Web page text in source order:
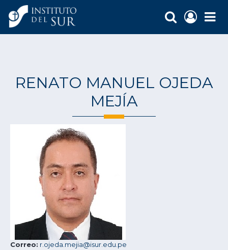
RENATO MANUEL OJEDA
MEJÍA
Correo: r.ojeda.mejia@isur.edu.pe